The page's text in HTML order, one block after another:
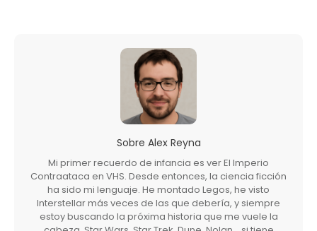
Sobre Alex Reyna
Mi primer recuerdo de infancia es ver El Imperio
Contraataca en VHS. Desde entonces, la ciencia ficción
ha sido mi lenguaje. He montado Legos, he visto
Interstellar más veces de las que debería, y siempre
estoy buscando la próxima historia que me vuele la